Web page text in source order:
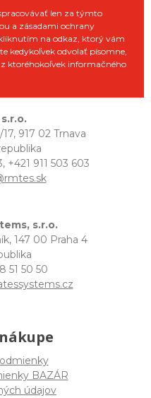
len za týmto
a zásadami ochrany
na odkaz, ktorý vám
kedykoľvek odvolať písomne,
ktoréhokoľvek informačného
917 02 Trnava
+421 911 503 603
s.r.o.
147 00 Praha 4
51 50 50
BAZÁR
údajov